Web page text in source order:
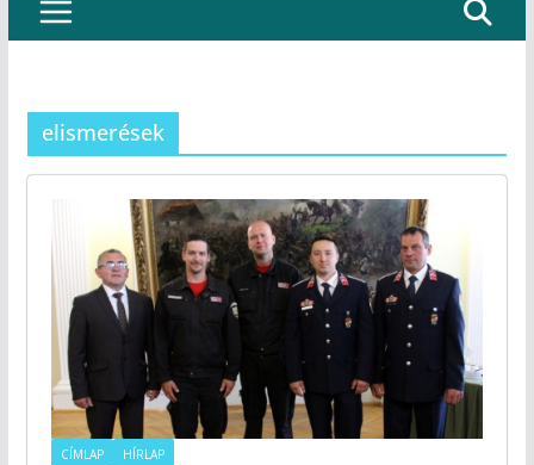
elismerések
CÍMLAP HÍRLAP